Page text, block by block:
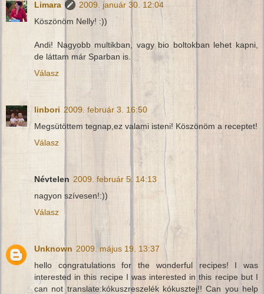
Limara
2009. január 30. 12:04
Köszönöm Nelly! :))
Andi! Nagyobb multikban, vagy bio boltokban lehet kapni,
de láttam már Sparban is.
Válasz
linbori 2009. február 3. 16:50
Megsütöttem tegnap,ez valami isteni! Köszönöm a receptet!
Válasz
Névtelen 2009. február 5. 14:13
nagyon szívesen!:))
Válasz
Unknown 2009. május 19. 13:37
hello congratulations for the wonderful recipes! I was
interested in this recipe I was interested in this recipe but I
can not translate:kókuszreszelék kókusztej!! Can you help